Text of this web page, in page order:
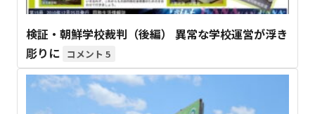
検証・朝鮮学校裁判（後編） 異常な学校運営が浮き
彫りに
5